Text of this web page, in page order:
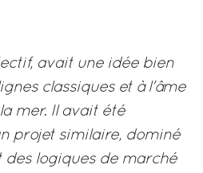
avait une idée bien
classiques et à l'âme
mer. Il avait été
projet similaire, dominé
des logiques de marché